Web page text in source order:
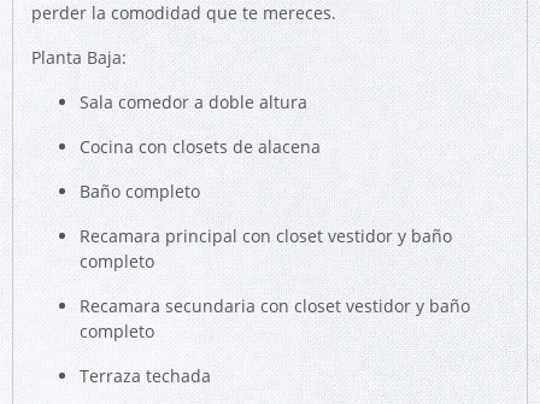
perder la comodidad que te mereces.
Planta Baja:
Sala comedor a doble altura
Cocina con closets de alacena
Baño completo
Recamara principal con closet vestidor y baño
completo
Recamara secundaria con closet vestidor y baño
completo
Terraza techada